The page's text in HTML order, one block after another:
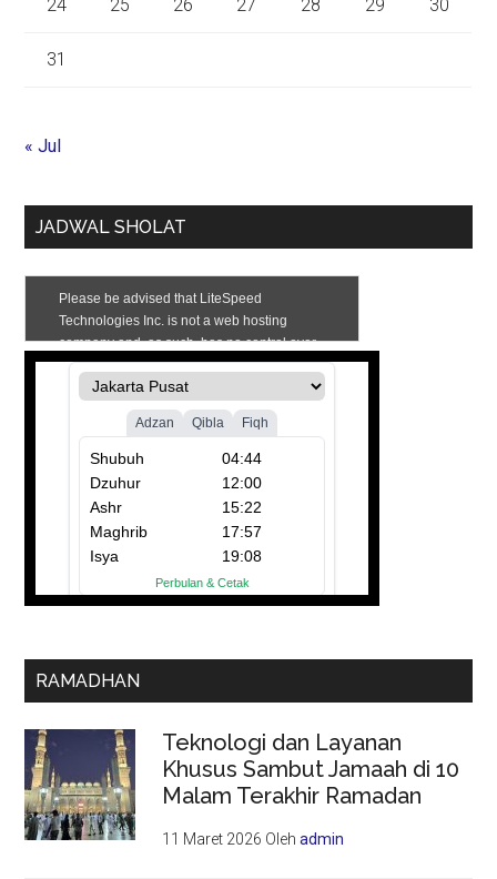
24 25 26 27 28 29 30
31
« Jul
JADWAL SHOLAT
RAMADHAN
Teknologi dan Layanan
Khusus Sambut Jamaah di 10
Malam Terakhir Ramadan
11 Maret 2026 Olehadmin